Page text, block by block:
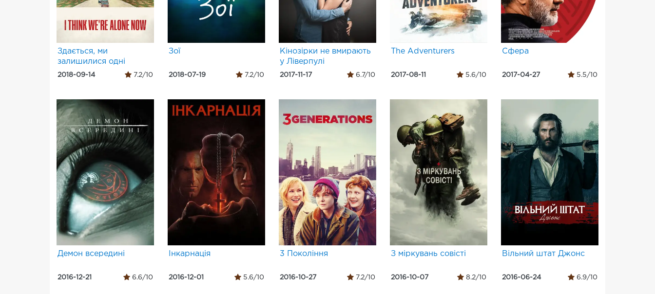
Здається, ми
залишилися одні
2018-09-14 7.2/10
Зої
2018-07-19 7.2/10
Кінозірки не вмирають
у Ліверпулі
2017-11-17 6.7/10
The Adventurers
2017-08-11 5.6/10
Сфера
2017-04-27 5.5/10
Демон всередині
2016-12-21 6.6/10
Інкарнація
2016-12-01 5.6/10
3 Покоління
2016-10-27 7.2/10
З міркувань совісті
2016-10-07 8.2/10
Вільний штат Джонс
2016-06-24 6.9/10